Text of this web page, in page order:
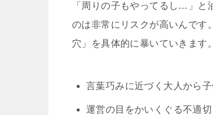
「周りの子もやってるし…」と
のは非常にリスクが高いんです
穴」を具体的に暴いていきます。
言葉巧みに近づく大人から
運営の目をかいくぐる不適